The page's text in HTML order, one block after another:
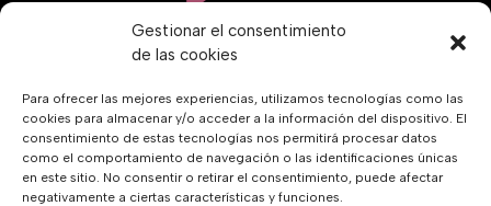
Gestionar el consentimiento
de las cookies
Para ofrecer las mejores experiencias, utilizamos tecnologías como las
cookies para almacenar y/o acceder a la información del dispositivo. El
consentimiento de estas tecnologías nos permitirá procesar datos
como el comportamiento de navegación o las identificaciones únicas
en este sitio. No consentir o retirar el consentimiento, puede afectar
negativamente a ciertas características y funciones.
Sobre nosotros